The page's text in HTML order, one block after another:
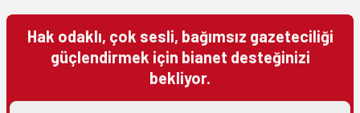
Hak odaklı, çok sesli, bağımsız gazeteciliği
güçlendirmek için bianet desteğinizi
bekliyor.